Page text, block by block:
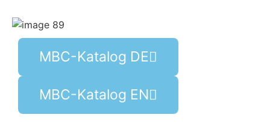
MBC-Katalog DE
MBC-Katalog EN